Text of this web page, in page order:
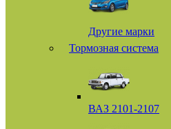
Другие марки
Тормозная система
ВАЗ 2101-2107